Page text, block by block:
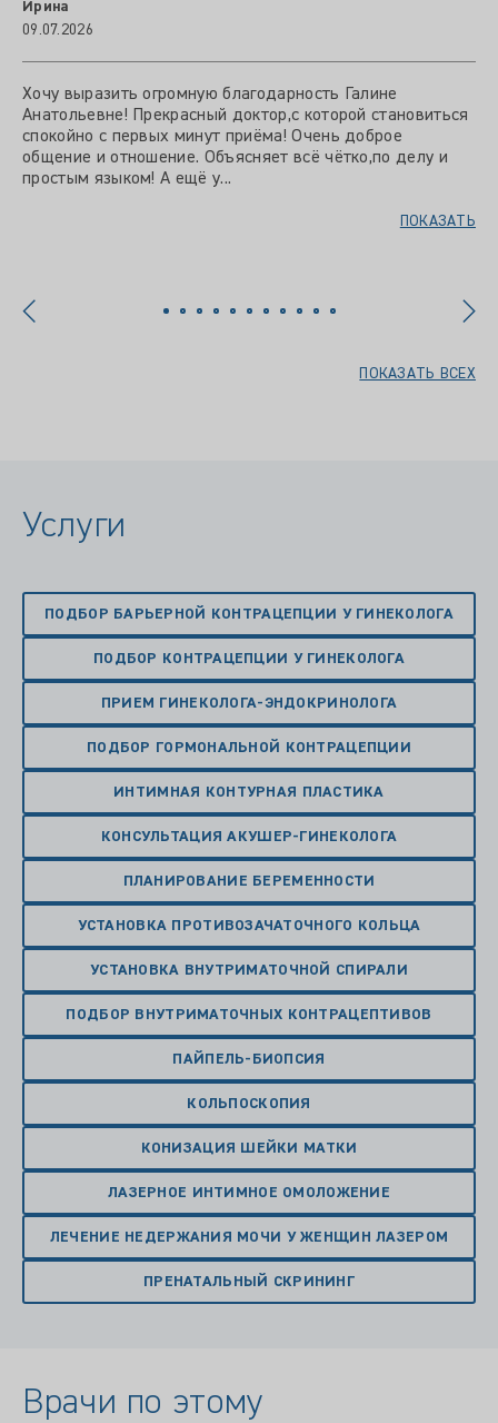
Ирина
09.07.2026
Хочу выразить огромную благодарность Галине
Анатольевне! Прекрасный доктор,с которой становиться
спокойно с первых минут приёма! Очень доброе
общение и отношение. Объясняет всё чётко,по делу и
простым языком! А ещё у...
ПОКАЗАТЬ
ПОКАЗАТЬ ВСЕХ
Услуги
ПОДБОР БАРЬЕРНОЙ КОНТРАЦЕПЦИИ У ГИНЕКОЛОГА
ПОДБОР КОНТРАЦЕПЦИИ У ГИНЕКОЛОГА
ПРИЕМ ГИНЕКОЛОГА-ЭНДОКРИНОЛОГА
ПОДБОР ГОРМОНАЛЬНОЙ КОНТРАЦЕПЦИИ
ИНТИМНАЯ КОНТУРНАЯ ПЛАСТИКА
КОНСУЛЬТАЦИЯ АКУШЕР-ГИНЕКОЛОГА
ПЛАНИРОВАНИЕ БЕРЕМЕННОСТИ
УСТАНОВКА ПРОТИВОЗАЧАТОЧНОГО КОЛЬЦА
УСТАНОВКА ВНУТРИМАТОЧНОЙ СПИРАЛИ
ПОДБОР ВНУТРИМАТОЧНЫХ КОНТРАЦЕПТИВОВ
ПАЙПЕЛЬ-БИОПСИЯ
КОЛЬПОСКОПИЯ
КОНИЗАЦИЯ ШЕЙКИ МАТКИ
ЛАЗЕРНОЕ ИНТИМНОЕ ОМОЛОЖЕНИЕ
ЛЕЧЕНИЕ НЕДЕРЖАНИЯ МОЧИ У ЖЕНЩИН ЛАЗЕРОМ
ПРЕНАТАЛЬНЫЙ СКРИНИНГ
Врачи по этому